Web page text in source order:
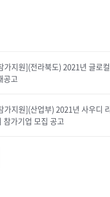
가지원](전라북도) 2021년 글로
공고
가지원](산업부) 2021년 사우디
참가기업 모집 공고